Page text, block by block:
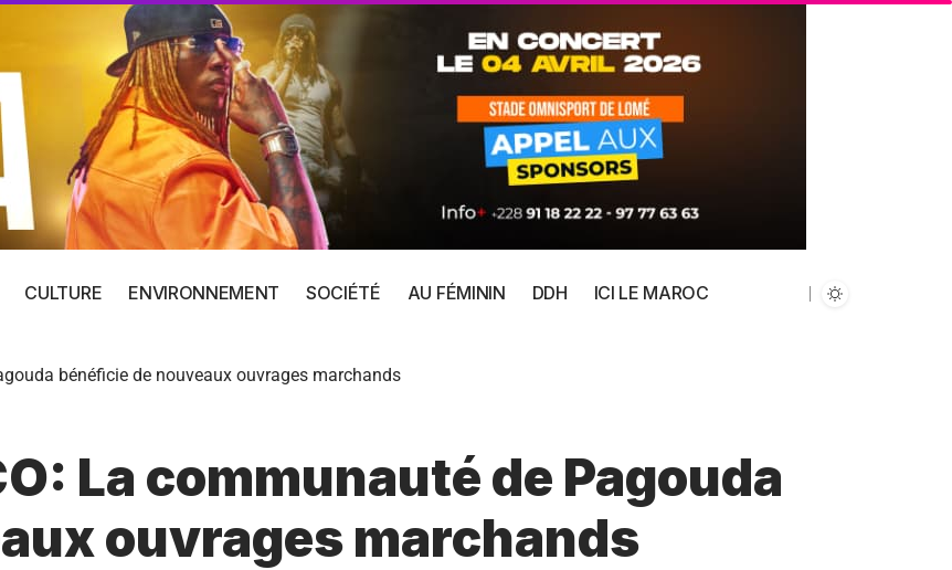
CULTURE ENVIRONNEMENT SOCIÉTÉ AU FÉMININ DDH ICI LE MAROC
bénéficie de nouveaux ouvrages marchands
La communauté de Pagouda
ouvrages marchands